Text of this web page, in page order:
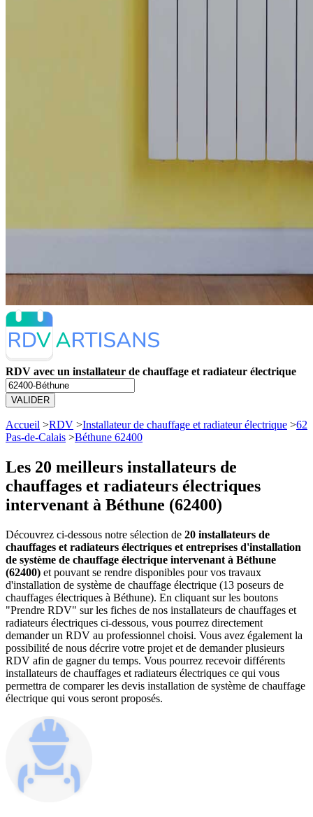
RDV avec un installateur de chauffage et radiateur électrique
VALIDER
Accueil >RDV >Installateur de chauffage et radiateur électrique >62
Pas-de-Calais >Béthune 62400
Les 20 meilleurs installateurs de
chauffages et radiateurs électriques
intervenant à Béthune (62400)
Découvrez ci-dessous notre sélection de 20 installateurs de
chauffages et radiateurs électriques et entreprises d'installation
de système de chauffage électrique intervenant à Béthune
(62400) et pouvant se rendre disponibles pour vos travaux
d'installation de système de chauffage électrique (13 poseurs de
chauffages électriques à Béthune). En cliquant sur les boutons
"Prendre RDV" sur les fiches de nos installateurs de chauffages et
radiateurs électriques ci-dessous, vous pourrez directement
demander un RDV au professionnel choisi. Vous avez également la
possibilité de nous décrire votre projet et de demander plusieurs
RDV afin de gagner du temps. Vous pourrez recevoir différents
installateurs de chauffages et radiateurs électriques ce qui vous
permettra de comparer les devis installation de système de chauffage
électrique qui vous seront proposés.